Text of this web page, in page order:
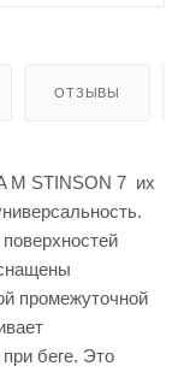
ОТЗЫВЫ
M STINSON 7 их
промежуточной
беге. Это